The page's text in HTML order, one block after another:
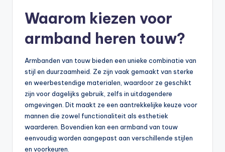
Waarom kiezen voor
armband heren touw?
Armbanden van touw bieden een unieke combinatie van
stijl en duurzaamheid. Ze zijn vaak gemaakt van sterke
en weerbestendige materialen, waardoor ze geschikt
zijn voor dagelijks gebruik, zelfs in uitdagendere
omgevingen. Dit maakt ze een aantrekkelijke keuze voor
mannen die zowel functionaliteit als esthetiek
waarderen. Bovendien kan een armband van touw
eenvoudig worden aangepast aan verschillende stijlen
en voorkeuren.